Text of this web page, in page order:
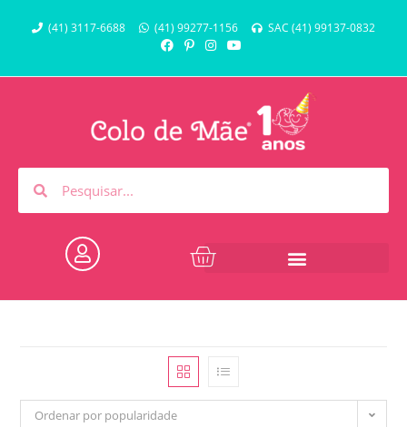
(41) 3117-6688 (41) 99277-1156 SAC (41) 99137-0832
Ordenar por popularidade